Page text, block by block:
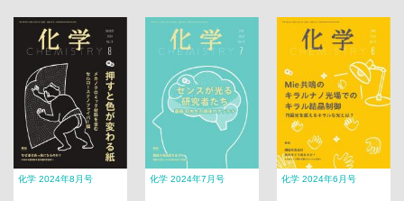
化学 2024年8月号 化学 2024年7月号 化学 2024年6月号